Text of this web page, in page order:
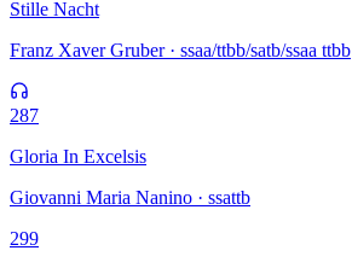
Stille Nacht
Franz Xaver Gruber · ssaa/ttbb/satb/ssaa ttbb
287
Gloria In Excelsis
Giovanni Maria Nanino · ssattb
299